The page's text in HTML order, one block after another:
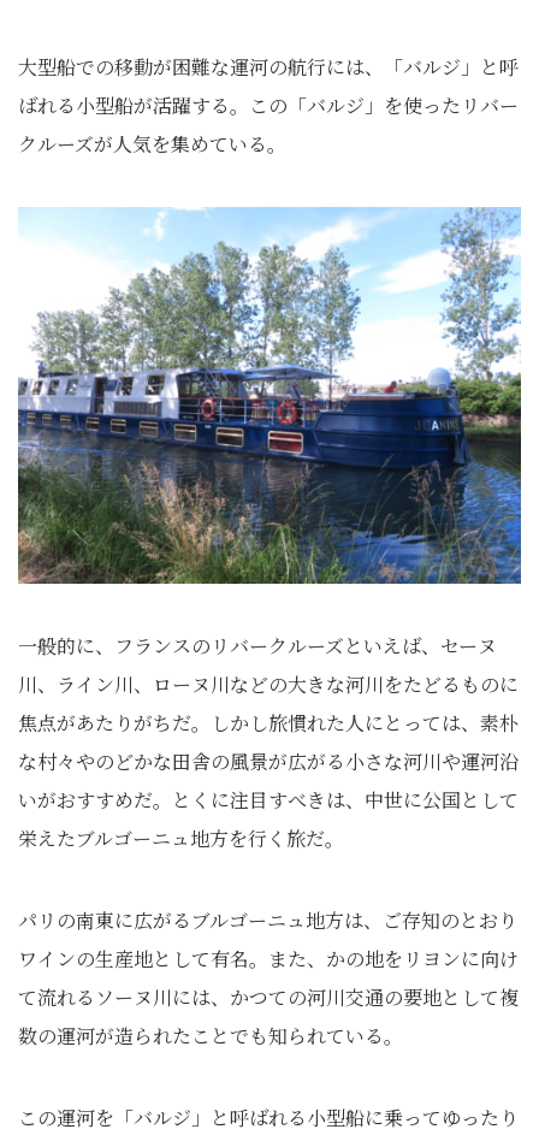
大型船での移動が困難な運河の航行には、「バルジ」と呼
ばれる小型船が活躍する。この「バルジ」を使ったリバー
クルーズが人気を集めている。
一般的に、フランスのリバークルーズといえば、セーヌ
川、ライン川、ローヌ川などの大きな河川をたどるものに
焦点があたりがちだ。しかし旅慣れた人にとっては、素朴
な村々やのどかな田舎の風景が広がる小さな河川や運河沿
いがおすすめだ。とくに注目すべきは、中世に公国として
栄えたブルゴーニュ地方を行く旅だ。
パリの南東に広がるブルゴーニュ地方は、ご存知のとおり
ワインの生産地として有名。また、かの地をリヨンに向け
て流れるソーヌ川には、かつての河川交通の要地として複
数の運河が造られたことでも知られている。
この運河を「バルジ」と呼ばれる小型船に乗ってゆったり